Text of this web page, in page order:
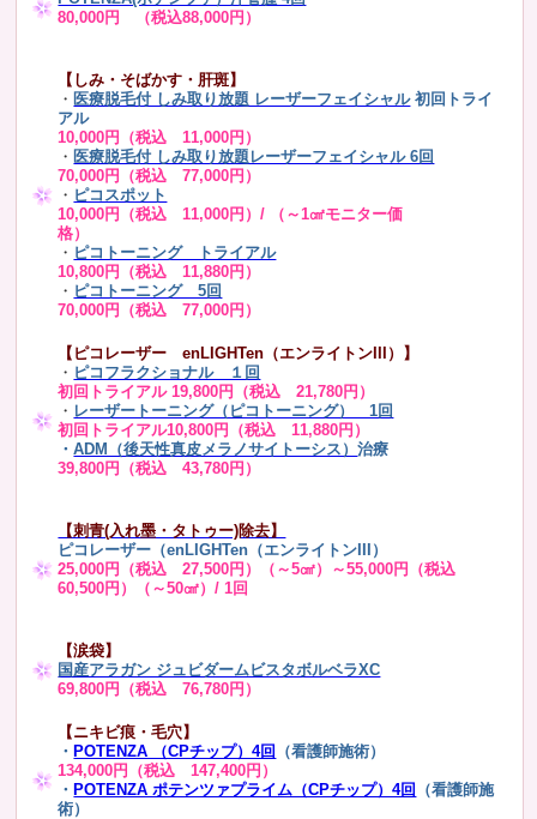
80,000円 （税込88,000円）
【しみ・そばかす・肝斑】
・ 医療脱毛付 しみ取り放題 レーザーフェイシャル 初回トライ
アル
10,000円（税込 11,000円）
・ 医療脱毛付 しみ取り放題レーザーフェイシャル 6回
70,000円（税込 77,000円）
・ ピコスポット
10,000円（税込 11,000円）/ （～1㎠モニター価
格）
・ ピコトーニング トライアル
10,800円（税込 11,880円）
・ ピコトーニング 5回
70,000円（税込 77,000円）
【ピコレーザー enLIGHTen（エンライトンIII）】
・ ピコフラクショナル １回
初回トライアル 19,800円（税込 21,780円）
・ レーザートーニング（ピコトーニング） 1回
初回トライアル10,800円（税込 11,880円）
・ADM（後天性真皮メラノサイトーシス）治療
39,800円（税込 43,780円）
【刺青(入れ墨・タトゥー)除去】
ピコレーザー（enLIGHTen（エンライトンIII）
25,000円（税込 27,500円）（～5㎠）～55,000円（税込
60,500円）（～50㎠）/ 1回
【涙袋】
国産アラガン ジュビダームビスタボルベラXC
69,800円（税込 76,780円）
【ニキビ痕・毛穴】
・ POTENZA （CPチップ）4回
（看護師施術）
134,000円（税込 147,400円）
・ POTENZA ポテンツァプライム（CPチップ）4回
（看護師施
術）